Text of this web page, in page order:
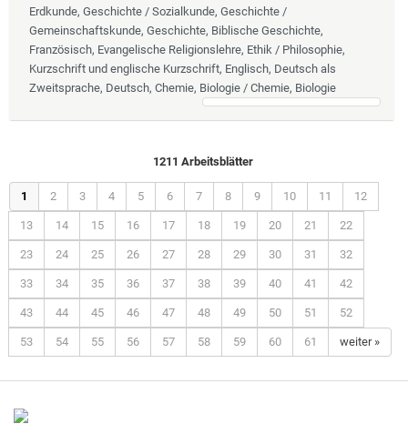
Erdkunde, Geschichte / Sozialkunde, Geschichte /
Gemeinschaftskunde, Geschichte, Biblische Geschichte,
Französisch, Evangelische Religionslehre, Ethik / Philosophie,
Kurzschrift und englische Kurzschrift, Englisch, Deutsch als
Zweitsprache, Deutsch, Chemie, Biologie / Chemie, Biologie
1211 Arbeitsblätter
1 2 3 4 5 6 7 8 9 10 11 12
13 14 15 16 17 18 19 20 21 22
23 24 25 26 27 28 29 30 31 32
33 34 35 36 37 38 39 40 41 42
43 44 45 46 47 48 49 50 51 52
53 54 55 56 57 58 59 60 61 weiter »